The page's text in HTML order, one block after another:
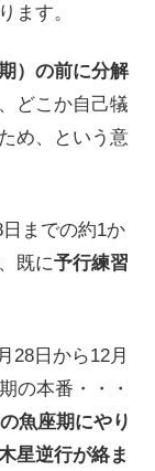
ます。
）の前に分解
どこか自己犠
め、という意
までの約1か
既に予行練習
28日から12月
の本番・・・
魚座期にやり
星逆行が絡ま